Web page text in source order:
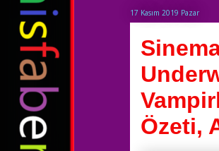
17 Kasım 2019 Pazar
Özeti,